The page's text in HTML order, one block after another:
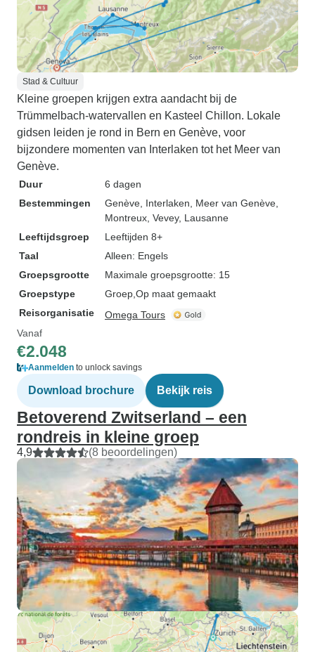
Stad & Cultuur
Kleine groepen krijgen extra aandacht bij de
Trümmelbach-watervallen en Kasteel Chillon. Lokale
gidsen leiden je rond in Bern en Genève, voor
bijzondere momenten van Interlaken tot het Meer van
Genève.
Duur
6 dagen
Bestemmingen
Genève , Interlaken , Meer van Genève
Montreux , Vevey, Lausanne
Leeftijdsgroep
Leeftijden 8+
Taal
Alleen: Engels
Groepsgrootte
Maximale groepsgrootte: 15
Groepstype
Groep Op maat gemaakt
Reisorganisatie
Omega Tours
Vanaf
€2.048
Aanmelden to unlock savings
Download brochure Bekijk reis
Betoverend Zwitserland – een
rondreis in kleine groep
4,9 (8 beoordelingen)